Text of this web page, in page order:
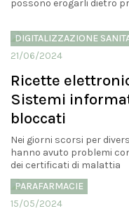
possono erogarli dietro
DIGITALIZZAZIONE
21/06/2024
Ricette
Sistemi
bloccati
Nei giorni scorsi per
hanno avuto problemi
dei certificati di malattia
PARAFARMACIE
15/05/2024